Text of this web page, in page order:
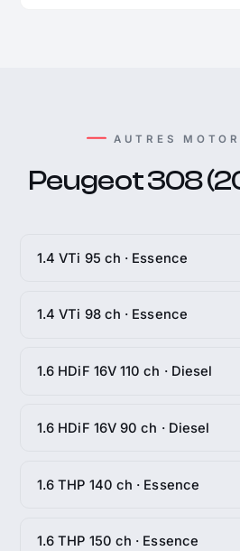
AUTRES
Peugeot 308
1.4 VTi 95 ch · Essence
1.4 VTi 98 ch · Essence
1.6 HDiF 16V 110 ch · Diesel
1.6 HDiF 16V 90 ch · Diesel
1.6 THP 140 ch · Essence
1.6 THP 150 ch · Essence